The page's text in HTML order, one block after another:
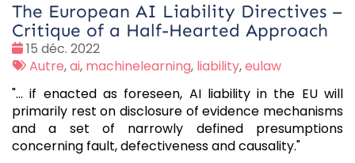
The European AI Liability Directives –
Critique of a Half-Hearted Approach
Date
:
15 déc. 2022
Tags
Autre,ai, machinelearning, liability,eulaw
"... if enacted as foreseen, AI liability in the EU will
primarily rest on disclosure of evidence mechanisms
and a set of narrowly defined presumptions
concerning fault, defectiveness and causality."